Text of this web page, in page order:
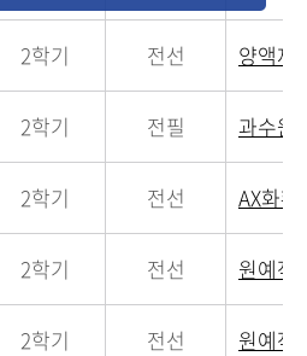
2학기 전선 양액재
2학기 전필 과수원
2학기 전선 AX화
2학기 전선 원예작
2학기 전선 원예작